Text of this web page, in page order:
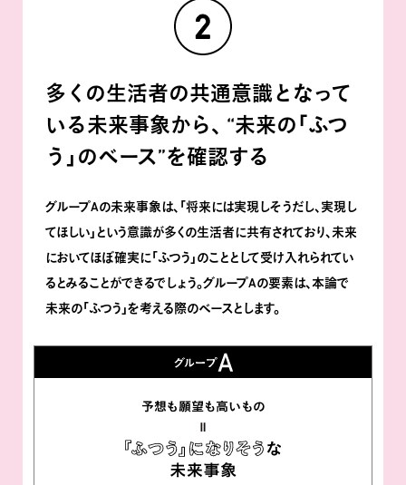
多くの生活者の共通意識となって
いる未来事象から、 “未来の｢ふつ
う｣のベース”を確認する
グループAの未来事象は､｢将来には実現しそうだし､実現し
てほしい｣という意識が多くの生活者に共有されており､未来
においてほぼ確実に｢ふつう｣のこととして受け入れられてい
るとみることができるでしょう。グループAの要素は､本論で
未来の｢ふつう｣を考える際のベースとします。